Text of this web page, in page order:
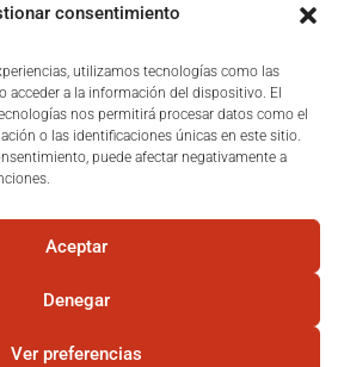
consentimiento
utilizamos tecnologías como las
acceder a la información del dispositivo. El
nos permitirá procesar datos como el
o las identificaciones únicas en este sitio.
puede afectar negativamente a
Aceptar
Denegar
Ver preferencias
Barón
III 39200 Reinosa
070